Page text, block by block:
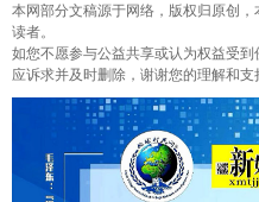
本网部分文稿源于网络，版权归原创
读者。
如您不愿参与公益共享或认为权益受
应诉求并及时删除，谢谢您的理解和支